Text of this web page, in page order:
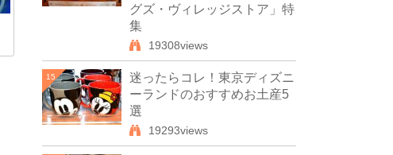
グズ・ヴィレッジストア」特
集
19308views
15
迷ったらコレ！東京ディズニ
ーランドのおすすめお土産5
選
19293views